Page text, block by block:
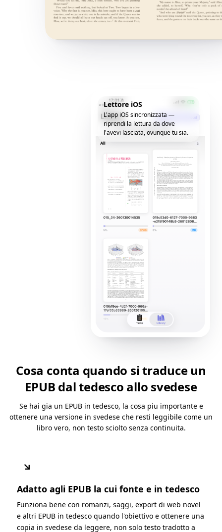
Lettore iOS
L'app iOS sincronizzata —
riprendi la lettura da dove
l'avevi lasciata, ovunque tu sia.
Cosa conta quando si traduce un
EPUB dal tedesco allo svedese
Se hai gia un EPUB in tedesco, la cosa piu importante e
ottenere una versione in svedese che resti leggibile come un
libro vero, non testo sciolto senza continuita.
↘
Adatto agli EPUB la cui fonte e in tedesco
Funziona bene con romanzi, saggi, export di web novel
e altri EPUB in tedesco quando l'obiettivo e ottenere una
copia in svedese da leggere, non solo testo tradotto a